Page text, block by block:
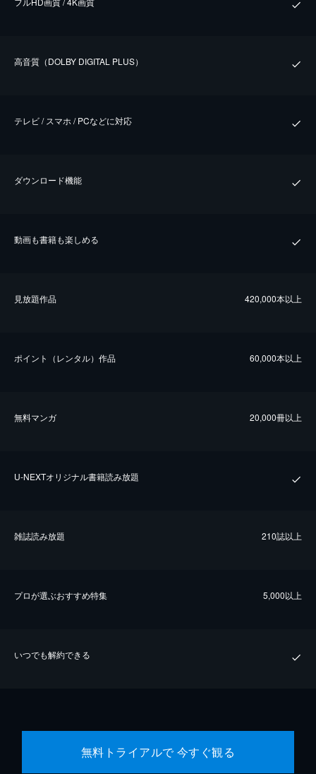
⾼⾳質（DOLBY DIGITAL PLUS）
テレビ / スマホ / PCなどに対応
ダウンロード機能
動画も書籍も楽しめる
⾒放題作品 420,000本以上
ポイント（レンタル）作品 60,000本以上
無料マンガ 20,000冊以上
U-NEXTオリジナル書籍読み放題
雑誌読み放題 210誌以上
プロが選ぶおすすめ特集 5,000以上
いつでも解約できる
無料トライアルで 今すぐ観る